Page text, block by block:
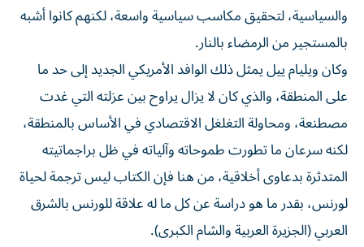
والسياسية، لتحقيق مكاسب سياسية واسعة، لكنهم كانوا أشبه
بالمستجير من الرمضاء بالنار.
وكان ويليام ييل يمثل ذلك الوافد الأمريكي الجديد إلى حد ما
على المنطقة، والذي كان لا يزال يراوح بين عزلته التي غدت
مصطنعة، ومحاولة التغلغل الاقتصادي في الأساس بالمنطقة،
لكنه سرعان ما تطورت طموحاته وآلياته في ظل براجماتيته
المتدثرة بدعاوى أخلاقية، من هنا فإن الكتاب ليس ترجمة لحياة
لورنس، بقدر ما هو دراسة عن كل ما له علاقة للورنس بالشرق
العربي (الجزيرة العربية والشام الكبرى).